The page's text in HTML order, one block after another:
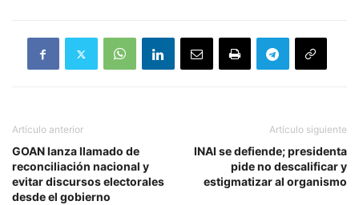
Artículo anterior
GOAN lanza llamado de
reconciliación nacional y
evitar discursos electorales
desde el gobierno
Artículo siguiente
INAI se defiende; presidenta
pide no descalificar y
estigmatizar al organismo